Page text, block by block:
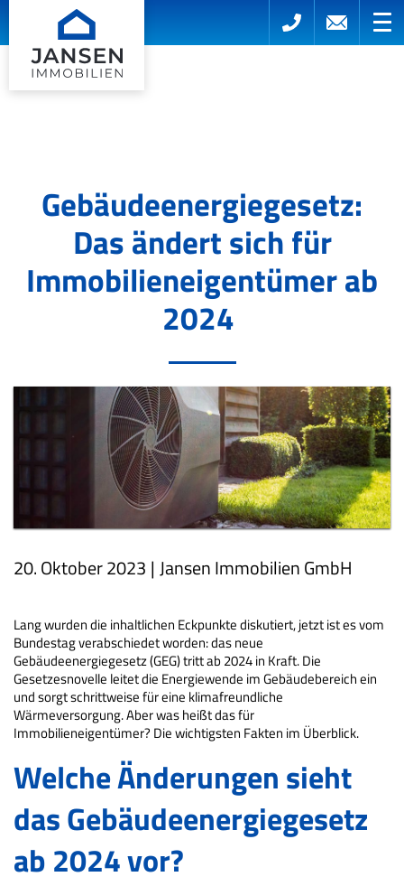
Gebäudeenergiegesetz:
Das ändert sich für
Immobilieneigentümer ab
2024
20. Oktober 2023 | Jansen Immobilien GmbH
Lang wurden die inhaltlichen Eckpunkte diskutiert, jetzt ist es vom
Bundestag verabschiedet worden: das neue
Gebäudeenergiegesetz (GEG) tritt ab 2024 in Kraft. Die
Gesetzesnovelle leitet die Energiewende im Gebäudebereich ein
und sorgt schrittweise für eine klimafreundliche
Wärmeversorgung. Aber was heißt das für
Immobilieneigentümer? Die wichtigsten Fakten im Überblick.
Welche Änderungen sieht
das Gebäudeenergiegesetz
ab 2024 vor?